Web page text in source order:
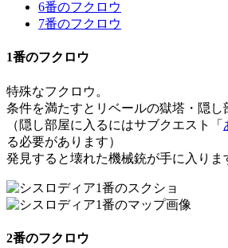
6番のフクロウ
7番のフクロウ
1番のフクロウ
特殊なフクロウ。
条件を満たすとリベールの獄塔・隠し
（隠し部屋に入るにはサブクエスト「
る必要があります）
発見すると壊れた機械銃が手に入りま
2番のフクロウ